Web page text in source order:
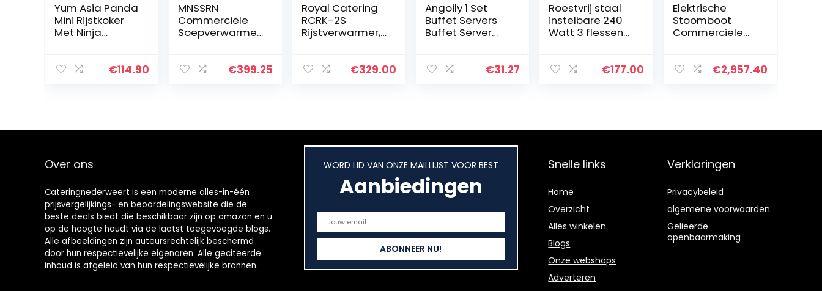
Yum Asia Panda
Mini Rijstkoker
Met Ninja
Advanced Fuzzy
€114.90
MNSSRN
Commerciële
Soepverwarmen
armende
Geschikt…
€399.25
Royal Catering
RCRK-2S
Rijstverwarmer,
, diameter pot
€329.00
Angoily 1 Set
Buffet Servers
Buffet Server
Stoomtafel
€31.27
Roestvrij staal
instelbare 240
Watt 3 flessen
elektrische€177.00
Elektrische
Stoomboot
Commerciële
Hittebehoud
Stomende…
€2,957.40
Over ons
Cateringnederweert is een moderne alles-in-één
prijsvergelijkings- en beoordelingswebsite die de
beste deals biedt die beschikbaar zijn op amazon en u
op de hoogte houdt via de laatst toegevoegde blogs.
Alle afbeeldingen zijn auteursrechtelijk beschermd
door hun respectievelijke eigenaren. Alle geciteerde
inhoud is afgeleid van hun respectievelijke bronnen.
WORD LID VAN ONZE MAILLIJST VOOR BEST
Aanbiedingen
Snelle links
Home
Overzicht
Alles winkelen
Blogs
Onze webshops
Adverteren
Verklaringen
Privacybeleid
algemene voorwaarden
Gelieerde
openbaarmaking